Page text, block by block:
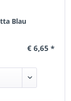
Blau
€ 6,65 *